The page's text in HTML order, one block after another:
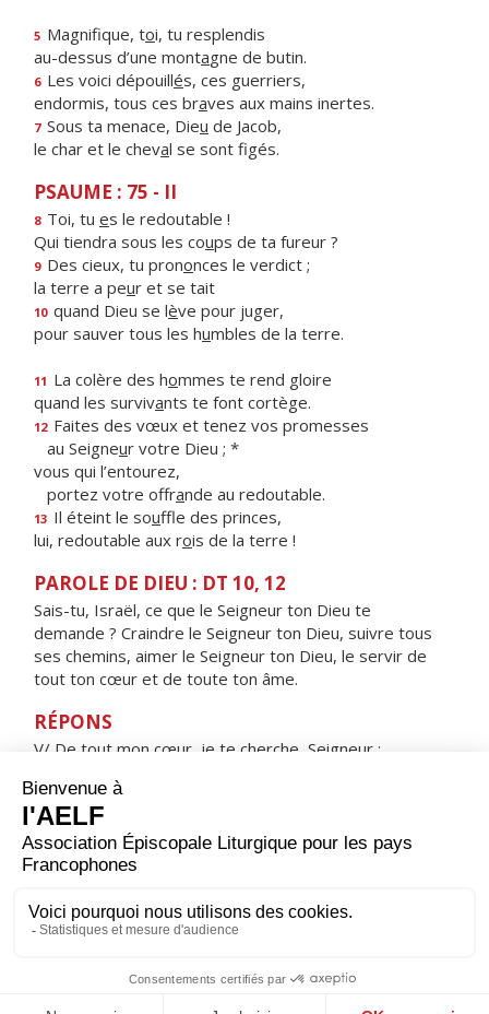
5 Magnifique, toi, tu resplendis
au-dessus d’une montagne de butin.
6 Les voici dépouillés, ces guerriers,
endormis, tous ces braves aux mains inertes.
7 Sous ta menace, Dieu de Jacob,
le char et le cheval se sont figés.
PSAUME : 75 - II
8 Toi, tu es le redoutable !
Qui tiendra sous les coups de ta fureur ?
9 Des cieux, tu prononces le verdict ;
la terre a peur et se tait
10 quand Dieu se lève pour juger,
pour sauver tous les humbles de la terre.
11 La colère des hommes te rend gloire
quand les survivants te font cortège.
12 Faites des vœux et tenez vos promesses
au Seigneur votre Dieu ; *
vous qui l’entourez,
portez votre offrande au redoutable.
13 Il éteint le souffle des princes,
lui, redoutable aux rois de la terre !
PAROLE DE DIEU : DT 10, 12
Sais-tu, Israël, ce que le Seigneur ton Dieu te
demande ? Craindre le Seigneur ton Dieu, suivre tous
ses chemins, aimer le Seigneur ton Dieu, le servir de
tout ton cœur et de toute ton âme.
RÉPONS
V/ De tout mon cœur, je te cherche, Seigneur ;
ORAISON
Pour ceux qui t'aiment, Seigneur, tu as préparé des
biens que l'œil ne peut voir : répands en nos cœurs la
et par-dessus tout, nous obtenions de toi l'héritage
promis qui surpasse tout désir.